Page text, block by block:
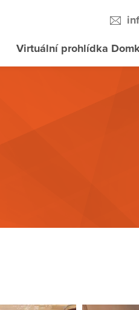
Virtuální prohlídka